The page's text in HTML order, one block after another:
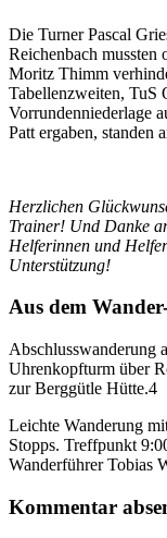
Die Turner Pascal
Reichenbach mussten
Moritz Thimm
Tabellenzweiten, TuS
Vorrundenniederlage
Patt ergaben, standen
Herzlichen
Trainer! Und Danke
Helferinnen und
Unterstützung!
Aus dem
Abschlusswanderung
Uhrenkopfturm über
zur Berggütle Hütte.4
Leichte Wanderung
Stopps. Treffpunkt
Wanderführer Tobias
Kommentar